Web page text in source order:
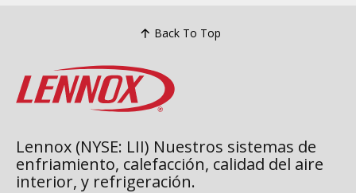
Back To Top
Lennox (NYSE: LII) Nuestros sistemas de
enfriamiento, calefacción, calidad del aire
interior, y refrigeración.